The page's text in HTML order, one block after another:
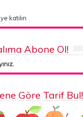
katılın
Abone Ol!
Göre Tarif Bul!